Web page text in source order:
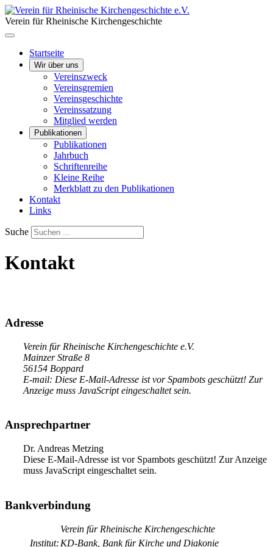
Verein für Rheinische Kirchengeschichte
Startseite
Wir über uns
Vereinszweck
Vereinsgremien
Vereinsgeschichte
Vereinssatzung
Mitglied werden
Publikationen
Publikationen
Jahrbuch
Schriftenreihe
Kleine Reihe
Merkblatt zu den Publikationen
Kontakt
Links
Suche
Kontakt
Adresse
Verein für Rheinische Kirchengeschichte e.V.
Mainzer Straße 8
56154 Boppard
E-mail: Diese E-Mail-Adresse ist vor Spambots geschützt! Zur
Anzeige muss JavaScript eingeschaltet sein.
Ansprechpartner
Dr. Andreas Metzing
Diese E-Mail-Adresse ist vor Spambots geschützt! Zur Anzeige
muss JavaScript eingeschaltet sein.
Bankverbindung
Verein für Rheinische Kirchengeschichte
Institut: KD-Bank, Bank für Kirche und Diakonie